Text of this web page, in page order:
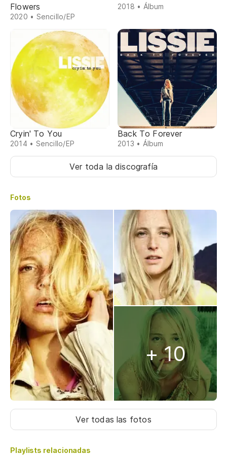
Flowers
2020 • Sencillo/EP
2018 • Álbum
Cryin' To You
2014 • Sencillo/EP
Back To Forever
2013 • Álbum
Ver toda la discografía
Fotos
+ 10
Ver todas las fotos
Playlists relacionadas